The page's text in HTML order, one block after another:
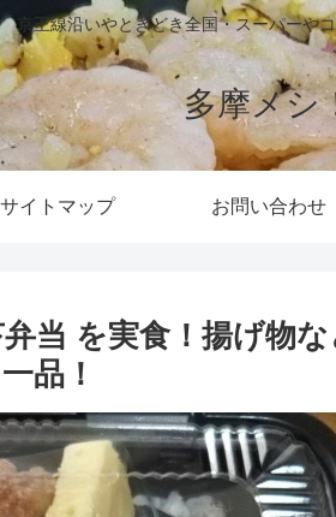
京王線沿いやときどき全国・スーパーや
多摩メシ
サイトマップ お問い合わせ
当 を実食！揚げ物
品！